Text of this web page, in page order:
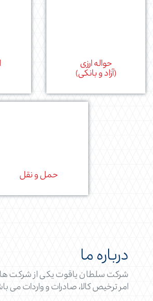
حواله ارزی
حمل و نقل
درباره ما
شرکت سلطان یاقوت یکی از شرکت
امر ترخیص کالا، صادرات و واردات می